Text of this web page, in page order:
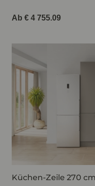
Ab € 4 755.09
Küchen-Zeile 270